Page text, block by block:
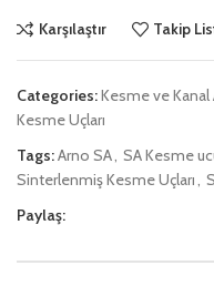
Karşılaştır Takip
Categories:Kesme ve Kanal
Kesme Uçları
Tags:Arno SA SA Kesme
Sinterlenmiş Kesme Uçları
Paylaş: